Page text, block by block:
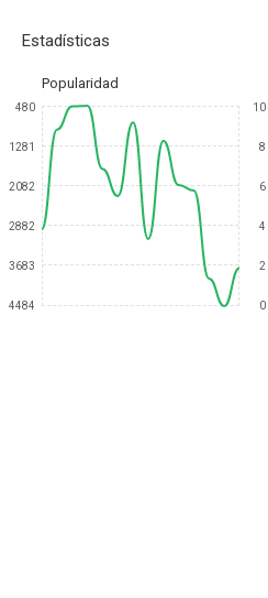
Estadísticas
Popularidad
480
1281
2082
2882
3683
4484
10
8
6
4
2
0